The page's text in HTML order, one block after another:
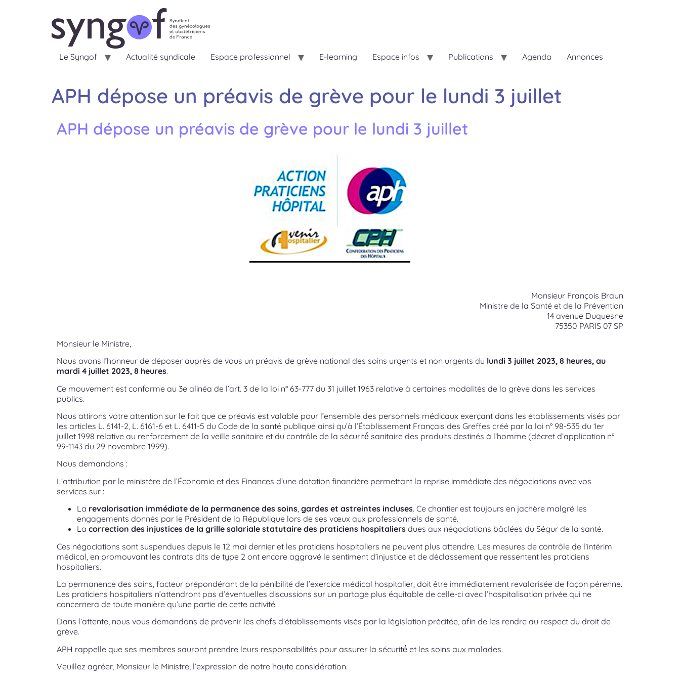
Le Syngof Actualité syndicale Espace professionnel E-learning Espace infos Publications Agenda Annonces
APH dépose un préavis de grève pour le lundi 3 juillet
APH dépose un préavis de grève pour le lundi 3 juillet
Monsieur François Braun
Ministre de la Santé et de la Prévention
14 avenue Duquesne
75350 PARIS 07 SP
Monsieur le Ministre,
Nous avons l’honneur de déposer auprès de vous un préavis de grève national des soins urgents et non urgents du lundi 3 juillet 2023, 8 heures, au
mardi 4 juillet 2023, 8 heures.
Ce mouvement est conforme au 3e alinéa de l’art. 3 de la loi n° 63-777 du 31 juillet 1963 relative à certaines modalités de la grève dans les services
publics.
Nous attirons votre attention sur le fait que ce préavis est valable pour l’ensemble des personnels médicaux exerçant dans les établissements visés par
les articles L. 6141-2, L. 6161-6 et L. 6411-5 du Code de la santé publique ainsi qu’à l’Établissement Français des Greffes créé par la loi n° 98-535 du 1er
juillet 1998 relative au renforcement de la veille sanitaire et du contrôle de la sécurité́ sanitaire des produits destinés à l’homme (décret d’application n°
99-1143 du 29 novembre 1999).
Nous demandons :
L’attribution par le ministère de l’Économie et des Finances d’une dotation financière permettant la reprise immédiate des négociations avec vos
services sur :
La revalorisation immédiate de la permanence des soins, gardes et astreintes incluses. Ce chantier est toujours en jachère malgré les
engagements donnés par le Président de la République lors de ses vœux aux professionnels de santé.
La correction des injustices de la grille salariale statutaire des praticiens hospitaliers dues aux négociations bâclées du Ségur de la santé.
Ces négociations sont suspendues depuis le 12 mai dernier et les praticiens hospitaliers ne peuvent plus attendre. Les mesures de contrôle de l’intérim
médical, en promouvant les contrats dits de type 2 ont encore aggravé le sentiment d’injustice et de déclassement que ressentent les praticiens
hospitaliers.
La permanence des soins, facteur prépondérant de la pénibilité de l’exercice médical hospitalier, doit être immédiatement revalorisée de façon pérenne.
Les praticiens hospitaliers n’attendront pas d’éventuelles discussions sur un partage plus équitable de celle-ci avec l’hospitalisation privée qui ne
concernera de toute manière qu’une partie de cette activité.
Dans l’attente, nous vous demandons de prévenir les chefs d’établissements visés par la législation précitée, afin de les rendre au respect du droit de
grève.
APH rappelle que ses membres sauront prendre leurs responsabilités pour assurer la sécurité́ et les soins aux malades.
Veuillez agréer, Monsieur le Ministre, l’expression de notre haute considération.